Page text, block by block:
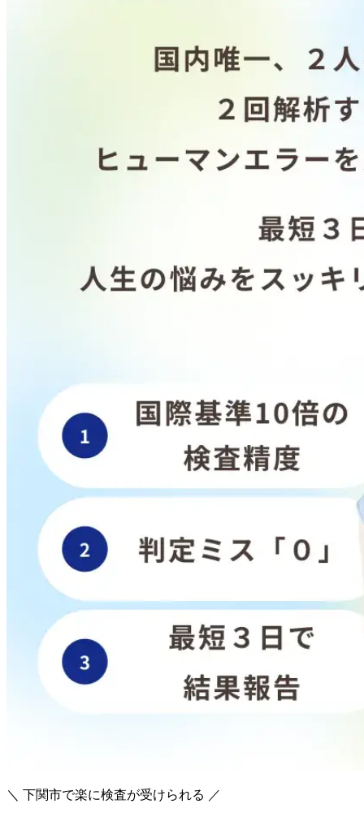
＼ 下関市で楽に検査が受けられる ／